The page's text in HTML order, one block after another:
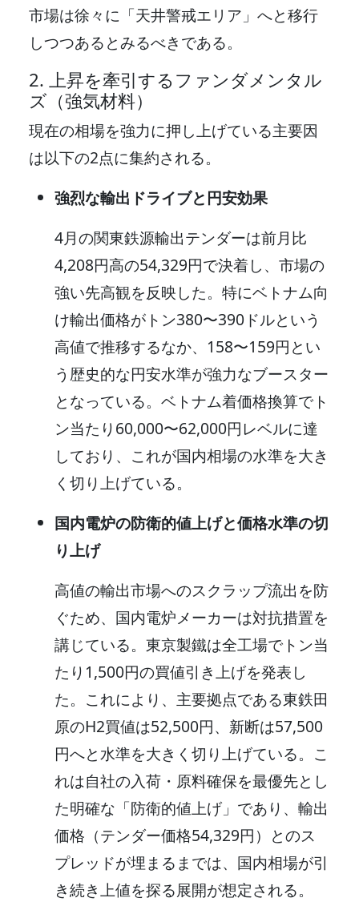
市場は徐々に「天井警戒エリア」へと移行
しつつあるとみるべきである。
2. 上昇を牽引するファンダメンタル
ズ（強気材料）
現在の相場を強力に押し上げている主要因
は以下の2点に集約される。
強烈な輸出ドライブと円安効果
4月の関東鉄源輸出テンダーは前月比
4,208円高の54,329円で決着し、市場の
強い先高観を反映した。特にベトナム向
け輸出価格がトン380〜390ドルという
高値で推移するなか、158〜159円とい
う歴史的な円安水準が強力なブースター
となっている。ベトナム着価格換算でト
ン当たり60,000〜62,000円レベルに達
しており、これが国内相場の水準を大き
く切り上げている。
国内電炉の防衛的値上げと価格水準の切
り上げ
高値の輸出市場へのスクラップ流出を防
ぐため、国内電炉メーカーは対抗措置を
講じている。東京製鐵は全工場でトン当
たり1,500円の買値引き上げを発表し
た。これにより、主要拠点である東鉄田
原のH2買値は52,500円、新断は57,500
円へと水準を大きく切り上げている。こ
れは自社の入荷・原料確保を最優先とし
た明確な「防衛的値上げ」であり、輸出
価格（テンダー価格54,329円）とのス
プレッドが埋まるまでは、国内相場が引
き続き上値を探る展開が想定される。